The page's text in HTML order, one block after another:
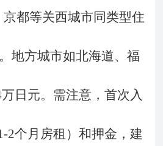
都等关西城市同类型住
地方城市如北海道、福
日元。需注意，首次入
2个月房租）和押金，建